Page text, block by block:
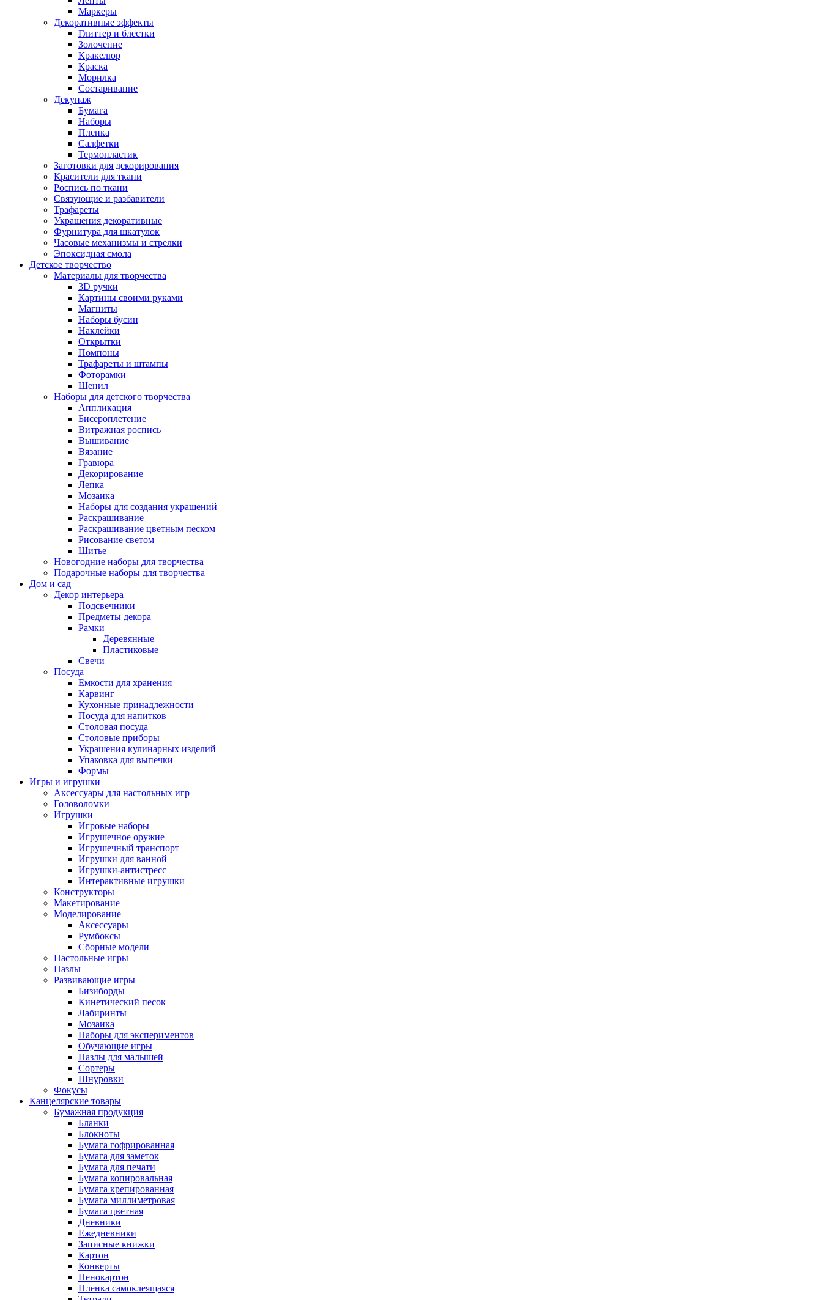
Маркеры
Декоративные эффекты
Глиттер и блестки
Золочение
Кракелюр
Краска
Морилка
Состаривание
Декупаж
Бумага
Наборы
Пленка
Салфетки
Термопластик
Заготовки для декорирования
Красители для ткани
Роспись по ткани
Связующие и разбавители
Трафареты
Украшения декоративные
Фурнитура для шкатулок
Часовые механизмы и стрелки
Эпоксидная смола
Детское творчество
Материалы для творчества
3D ручки
Картины своими руками
Магниты
Наборы бусин
Наклейки
Открытки
Помпоны
Трафареты и штампы
Фоторамки
Шенил
Наборы для детского творчества
Аппликация
Бисероплетение
Витражная роспись
Вышивание
Вязание
Гравюра
Декорирование
Лепка
Мозаика
Наборы для создания украшений
Раскрашивание
Раскрашивание цветным песком
Рисование светом
Шитье
Новогодние наборы для творчества
Подарочные наборы для творчества
Дом и сад
Декор интерьера
Подсвечники
Предметы декора
Рамки
Деревянные
Пластиковые
Свечи
Посуда
Емкости для хранения
Карвинг
Кухонные принадлежности
Посуда для напитков
Столовая посуда
Столовые приборы
Украшения кулинарных изделий
Упаковка для выпечки
Формы
Игры и игрушки
Аксессуары для настольных игр
Головоломки
Игрушки
Игровые наборы
Игрушечное оружие
Игрушечный транспорт
Игрушки для ванной
Игрушки-антистресс
Интерактивные игрушки
Конструкторы
Макетирование
Моделирование
Аксессуары
Румбоксы
Сборные модели
Настольные игры
Пазлы
Развивающие игры
Бизиборды
Кинетический песок
Лабиринты
Мозаика
Наборы для экспериментов
Обучающие игры
Пазлы для малышей
Сортеры
Шнуровки
Фокусы
Канцелярские товары
Бумажная продукция
Бланки
Блокноты
Бумага гофрированная
Бумага для заметок
Бумага для печати
Бумага копировальная
Бумага крепированная
Бумага миллиметровая
Бумага цветная
Дневники
Ежедневники
Записные книжки
Картон
Конверты
Пенокартон
Пленка самоклеящаяся